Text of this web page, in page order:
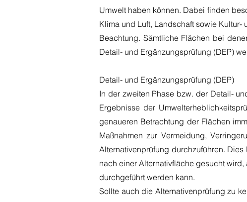
Umwelt haben können. Dabei finden
Klima und Luft, Landschaft sowie Kultur-
Beachtung. Sämtliche Flächen bei
Detail- und Ergänzungsprüfung (DEP)
Detail- und Ergänzungsprüfung (DEP)
In der zweiten Phase bzw. der Detail-
Ergebnisse der
genaueren Betrachtung der Flächen
Maßnahmen zur Vermeidung,
Alternativenprüfung durchzuführen.
nach einer Alternativfläche gesucht
durchgeführt werden kann.
Sollte auch die Alternativenprüfung zu